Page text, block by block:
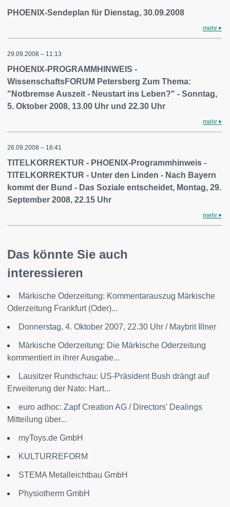
PHOENIX-Sendeplan für Dienstag, 30.09.2008
mehr
29.09.2008 – 11:13
PHOENIX-PROGRAMMHINWEIS -
WissenschaftsFORUM Petersberg Zum Thema:
"Notbremse Auszeit - Neustart ins Leben?" - Sonntag,
5. Oktober 2008, 13.00 Uhr und 22.30 Uhr
mehr
26.09.2008 – 16:41
TITELKORREKTUR - PHOENIX-Programmhinweis -
TITELKORREKTUR - Unter den Linden - Nach Bayern
kommt der Bund - Das Soziale entscheidet, Montag, 29.
September 2008, 22.15 Uhr
mehr
Das könnte Sie auch
interessieren
Märkische Oderzeitung: Kommentarauszug Märkische
Oderzeitung Frankfurt (Oder)...
Donnerstag, 4. Oktober 2007, 22.30 Uhr / Maybrit Illner
Märkische Oderzeitung: Die Märkische Oderzeitung
kommentiert in ihrer Ausgabe...
Lausitzer Rundschau: US-Präsident Bush drängt auf
Erweiterung der Nato: Hart...
euro adhoc: Zapf Creation AG / Directors' Dealings
Mitteilung über...
myToys.de GmbH
KULTURREFORM
STEMA Metalleichtbau GmbH
Physiotherm GmbH